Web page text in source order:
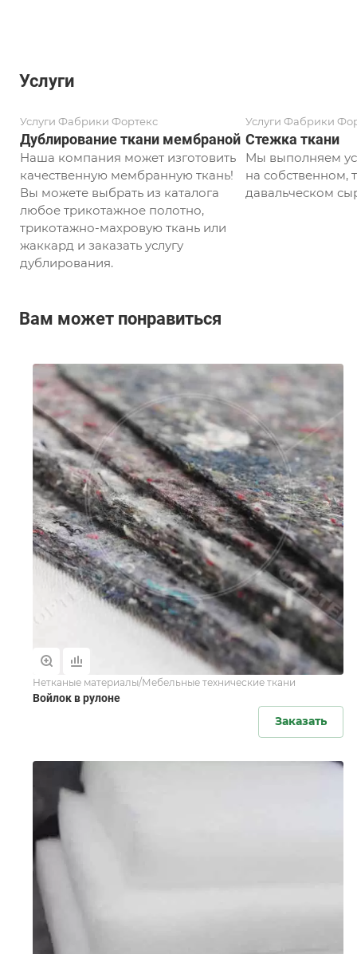
Услуги
Услуги Фабрики Фортекс
Дублирование ткани мембраной
Наша компания может изготовить
качественную мембранную ткань!
Вы можете выбрать из каталога
любое трикотажное полотно,
трикотажно-махровую ткань или
жаккард и заказать услугу
дублирования.
Услуги Фабрики
Стежка ткани
Мы выполняем
на собственном,
давальческом
Вам может понравиться
Нетканые материалы/Мебельные технические ткани
Войлок в рулоне
Заказать